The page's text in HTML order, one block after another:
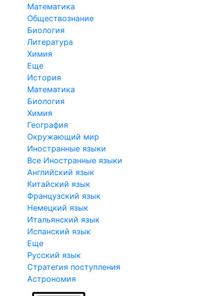
Математика
Обществознание
Биология
Литература
Химия
Еще
История
Математика
Биология
Химия
География
Окружающий мир
Иностранные языки
Все Иностранные языки
Английский язык
Китайский язык
Французский язык
Немецкий язык
Итальянский язык
Испанский язык
Еще
Русский язык
Стратегия поступления
Астрономия